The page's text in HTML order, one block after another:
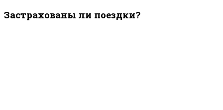
Застрахованы ли поездки?